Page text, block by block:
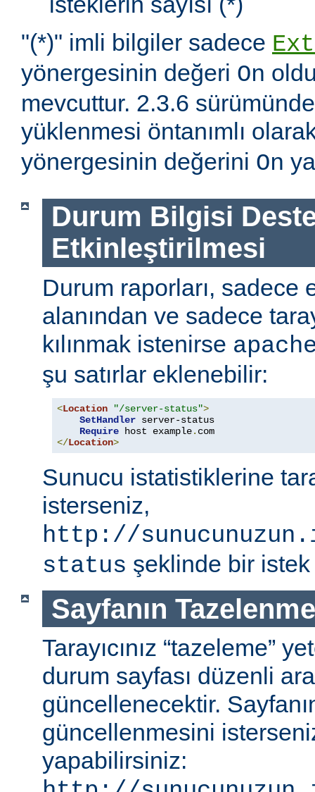
"(*)" imli bilgiler sadece
yönergesinin değeri On
mevcuttur. 2.3.6
yüklenmesi öntanımlı
yönergesinin değerini On
Durum Bilgisi
Etkinleştirilmesi
Durum raporları, sadece
alanından ve sadece
kılınmak istenirse
şu satırlar eklenebilir:
<Location "/server-status">
SetHandler server-status
Require host example.
</Location>
Sunucu istatistiklerine
isterseniz,
http://
status şeklinde bir
Sayfanın
Tarayıcınız “tazeleme”
durum sayfası düzenli
güncellenecektir.
güncellenmesini
yapabilirsiniz: